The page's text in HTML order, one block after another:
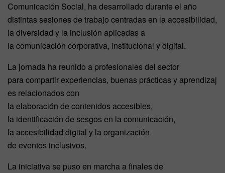
Comunicación Social, ha desarrollado durante el año
distintas sesiones de trabajo centradas en la accesibilidad,
la diversidad y la inclusión aplicadas a
la comunicación corporativa, institucional y digital.
La jornada ha reunido a profesionales del sector
para compartir experiencias, buenas prácticas y aprendizaj
es relacionados con
la elaboración de contenidos accesibles,
la identificación de sesgos en la comunicación,
la accesibilidad digital y la organización
de eventos inclusivos.
La iniciativa se puso en marcha a finales de